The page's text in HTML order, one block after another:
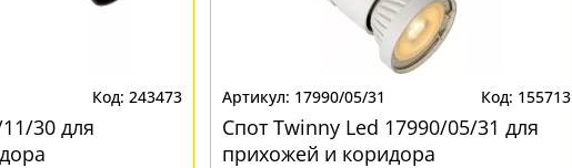
243473
30 для
17990/05/31 155713
Спот Twinny Led 17990/05/31 для
прихожей и коридора